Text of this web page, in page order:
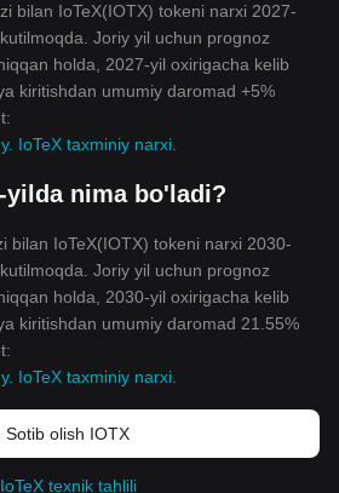
bilan IoTeX(IOTX) tokeni narxi 2027-
Joriy yil uchun prognoz
holda, 2027-yil oxirigacha kelib
kiritishdan umumiy daromad +5%
IoTeX taxminiy narxi
yilda nima bo'ladi?
bilan IoTeX(IOTX) tokeni narxi 2030-
Joriy yil uchun prognoz
holda, 2030-yil oxirigacha kelib
kiritishdan umumiy daromad 21.55%
IoTeX taxminiy narxi
Sotib olish IOTX
IoTeX texnik tahlili